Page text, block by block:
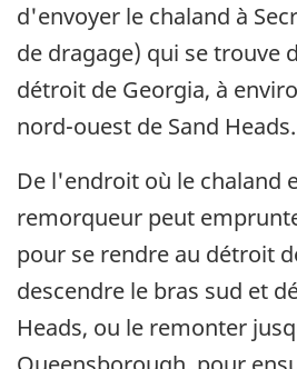
d'envoyer le chaland à
de dragage) qui se trouve
détroit de Georgia, à
nord-ouest de Sand Heads.
De l'endroit où le chaland
remorqueur peut
pour se rendre au détroit
descendre le bras sud et
Heads, ou le remonter